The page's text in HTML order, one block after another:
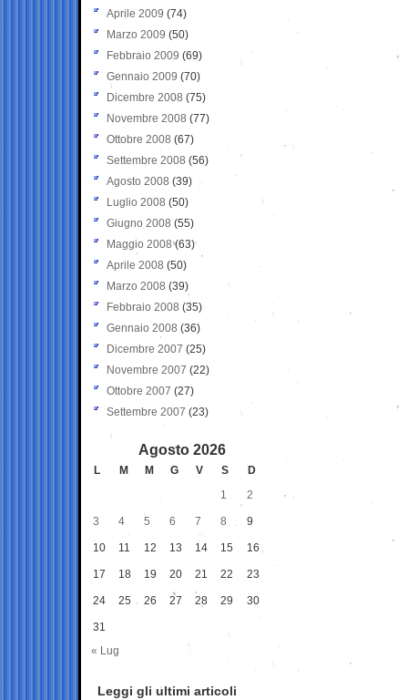
Aprile 2009 (74)
Marzo 2009 (50)
Febbraio 2009 (69)
Gennaio 2009 (70)
Dicembre 2008 (75)
Novembre 2008 (77)
Ottobre 2008 (67)
Settembre 2008 (56)
Agosto 2008 (39)
Luglio 2008 (50)
Giugno 2008 (55)
Maggio 2008(63)
Aprile 2008 (50)
Marzo 2008 (39)
Febbraio 2008 (35)
Gennaio 2008 (36)
Dicembre 2007 (25)
Novembre 2007 (22)
Ottobre 2007 (27)
Settembre 2007 (23)
Agosto 2026
L M M G V S
D
1
2
3 4 5 6 7 8 9
10 11 12 13 14 15 16
17 18 19 20 21 22 23
24 25 26 27 28 29 30
31
« Lug
Leggi gli ultimi articoli